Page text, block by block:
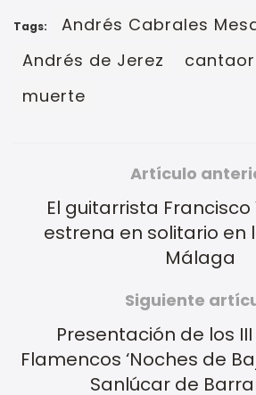
Tags:
Andrés Cabrales
Andrés de Jerez
muerte
Artículo
El guitarrista Francisco
estrena en solitario en
Málaga
Siguiente
Presentación de los
Flamencos ‘Noches de
Sanlúcar de